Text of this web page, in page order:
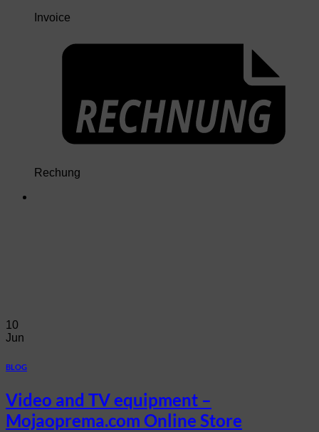
Invoice
Rechung
10
Jun
BLOG
Video and TV equipment –
Mojaoprema.com Online Store